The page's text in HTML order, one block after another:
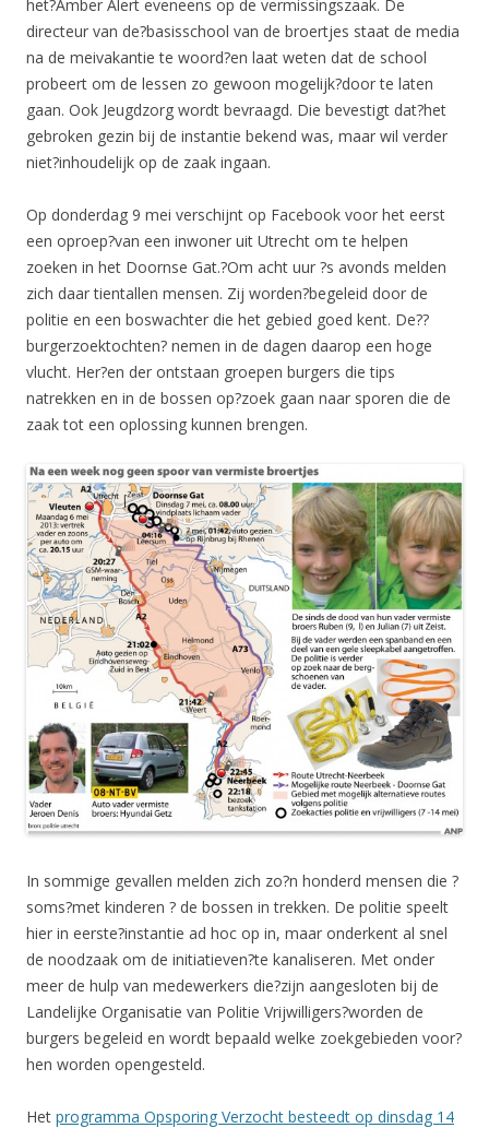
het?Amber Alert eveneens op de vermissingszaak. De
directeur van de?basisschool van de broertjes staat de media
na de meivakantie te woord?en laat weten dat de school
probeert om de lessen zo gewoon mogelijk?door te laten
gaan. Ook Jeugdzorg wordt bevraagd. Die bevestigt dat?het
gebroken gezin bij de instantie bekend was, maar wil verder
niet?inhoudelijk op de zaak ingaan.
Op donderdag 9 mei verschijnt op Facebook voor het eerst
een oproep?van een inwoner uit Utrecht om te helpen
zoeken in het Doornse Gat.?Om acht uur ?s avonds melden
zich daar tientallen mensen. Zij worden?begeleid door de
politie en een boswachter die het gebied goed kent. De??
burgerzoektochten? nemen in de dagen daarop een hoge
vlucht. Her?en der ontstaan groepen burgers die tips
natrekken en in de bossen op?zoek gaan naar sporen die de
zaak tot een oplossing kunnen brengen.
In sommige gevallen melden zich zo?n honderd mensen die ?
soms?met kinderen ? de bossen in trekken. De politie speelt
hier in eerste?instantie ad hoc op in, maar onderkent al snel
de noodzaak om de initiatieven?te kanaliseren. Met onder
meer de hulp van medewerkers die?zijn aangesloten bij de
Landelijke Organisatie van Politie Vrijwilligers?worden de
burgers begeleid en wordt bepaald welke zoekgebieden voor?
hen worden opengesteld.
Het programma Opsporing Verzocht besteedt op dinsdag 14